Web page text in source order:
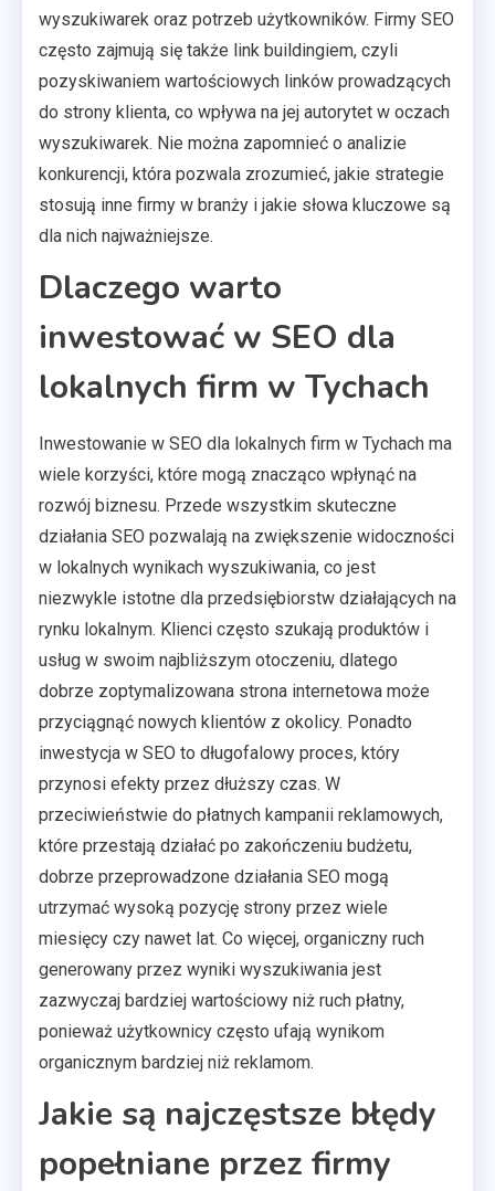
wyszukiwarek oraz potrzeb użytkowników. Firmy SEO
często zajmują się także link buildingiem, czyli
pozyskiwaniem wartościowych linków prowadzących
do strony klienta, co wpływa na jej autorytet w oczach
wyszukiwarek. Nie można zapomnieć o analizie
konkurencji, która pozwala zrozumieć, jakie strategie
stosują inne firmy w branży i jakie słowa kluczowe są
dla nich najważniejsze.
Dlaczego warto
inwestować w SEO dla
lokalnych firm w Tychach
Inwestowanie w SEO dla lokalnych firm w Tychach ma
wiele korzyści, które mogą znacząco wpłynąć na
rozwój biznesu. Przede wszystkim skuteczne
działania SEO pozwalają na zwiększenie widoczności
w lokalnych wynikach wyszukiwania, co jest
niezwykle istotne dla przedsiębiorstw działających na
rynku lokalnym. Klienci często szukają produktów i
usług w swoim najbliższym otoczeniu, dlatego
dobrze zoptymalizowana strona internetowa może
przyciągnąć nowych klientów z okolicy. Ponadto
inwestycja w SEO to długofalowy proces, który
przynosi efekty przez dłuższy czas. W
przeciwieństwie do płatnych kampanii reklamowych,
które przestają działać po zakończeniu budżetu,
dobrze przeprowadzone działania SEO mogą
utrzymać wysoką pozycję strony przez wiele
miesięcy czy nawet lat. Co więcej, organiczny ruch
generowany przez wyniki wyszukiwania jest
zazwyczaj bardziej wartościowy niż ruch płatny,
ponieważ użytkownicy często ufają wynikom
organicznym bardziej niż reklamom.
Jakie są najczęstsze błędy
popełniane przez firmy